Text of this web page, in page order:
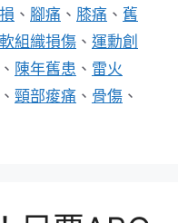
、 腳痛 、 膝痛 、 舊
軟組織損傷 、 運勳創
、 陳年舊患 、 雷火
、 頸部痠痛 、 骨傷 、